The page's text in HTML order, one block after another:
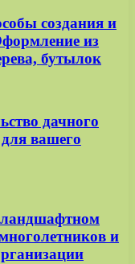
создания и
из
бутылок
дачного
вашего
ландшафтном
и